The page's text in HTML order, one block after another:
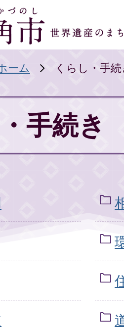
ーム くらし・手
手続き